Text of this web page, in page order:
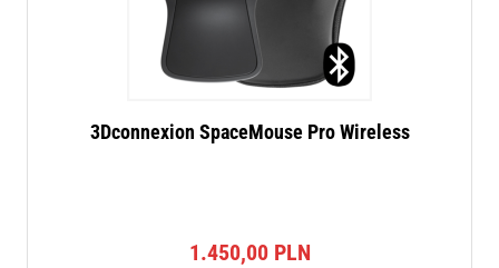
3Dconnexion SpaceMouse Pro Wireless
1.450,00 PLN